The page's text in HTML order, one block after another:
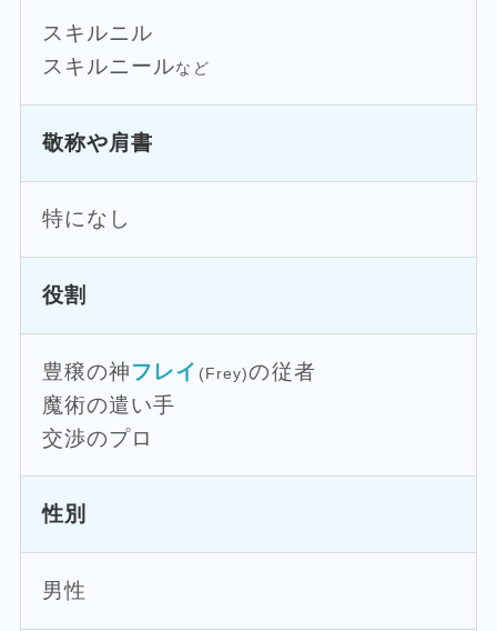
スキルニル
スキルニールなど
敬称や肩書
特になし
役割
豊穣の神フレイ (Frey)の従者
魔術の遣い手
交渉のプロ
性別
男性